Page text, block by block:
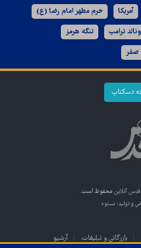
آمریکا حرم مطهر امام رضا (ع)
ترامپ تنگه هرمز
صفر
دسکتاپ
قدس آنلاین محفوظ است.
و تولید: نستوه
بازرگانی و تبلیغات آرشیو